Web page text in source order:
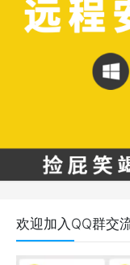
欢迎加入QQ群交